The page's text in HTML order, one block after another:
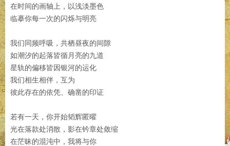
在时间的画轴上，以浅淡墨色
临摹你每一次的闪烁与明亮
我们同频呼吸，共栖昼夜的间隙
如潮汐的起落皆循月亮的九道
星轨的偏移皆因银河的运化
我们相生相伴，互为
彼此存在的依凭、确凿的印证
若有一天，你开始韬辉匿曜
光在落款处消散，影在钤章处敛缩
在茫昧的混沌中，我将与你